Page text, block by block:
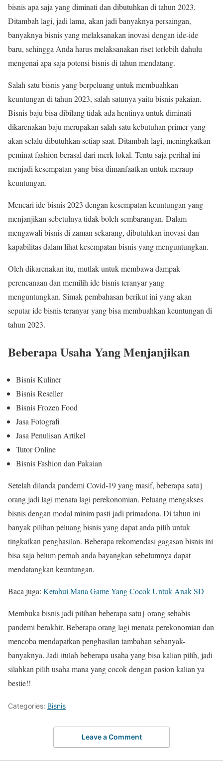
bisnis apa saja yang diminati dan dibutuhkan di tahun 2023.
Ditambah lagi, jadi lama, akan jadi banyaknya persaingan,
banyaknya bisnis yang melaksanakan inovasi dengan ide-ide
baru, sehingga Anda harus melaksanakan riset terlebih dahulu
mengenai apa saja potensi bisnis di tahun mendatang.
Salah satu bisnis yang berpeluang untuk membuahkan
keuntungan di tahun 2023, salah satunya yaitu bisnis pakaian.
Bisnis baju bisa dibilang tidak ada hentinya untuk diminati
dikarenakan baju merupakan salah satu kebutuhan primer yang
akan selalu dibutuhkan setiap saat. Ditambah lagi, meningkatkan
peminat fashion berasal dari merk lokal. Tentu saja perihal ini
menjadi kesempatan yang bisa dimanfaatkan untuk meraup
keuntungan.
Mencari ide bisnis 2023 dengan kesempatan keuntungan yang
menjanjikan sebetulnya tidak boleh sembarangan. Dalam
mengawali bisnis di zaman sekarang, dibutuhkan inovasi dan
kapabilitas dalam lihat kesempatan bisnis yang menguntungkan.
Oleh dikarenakan itu, mutlak untuk membawa dampak
perencanaan dan memilih ide bisnis teranyar yang
menguntungkan. Simak pembahasan berikut ini yang akan
seputar ide bisnis teranyar yang bisa membuahkan keuntungan di
tahun 2023.
Beberapa Usaha Yang Menjanjikan
Bisnis Kuliner
Bisnis Reseller
Bisnis Frozen Food
Jasa Fotografi
Jasa Penulisan Artikel
Tutor Online
Bisnis Fashion dan Pakaian
Setelah dilanda pandemi Covid-19 yang masif, beberapa satu}
orang jadi lagi menata lagi perekonomian. Peluang mengakses
bisnis dengan modal minim pasti jadi primadona. Di tahun ini
banyak pilihan peluang bisnis yang dapat anda pilih untuk
tingkatkan penghasilan. Beberapa rekomendasi gagasan bisnis ini
bisa saja belum pernah anda bayangkan sebelumnya dapat
mendatangkan keuntungan.
Baca juga: Ketahui Mana Game Yang Cocok Untuk Anak SD
Membuka bisnis jadi pilihan beberapa satu} orang sehabis
pandemi berakhir. Beberapa orang lagi menata perekonomian dan
mencoba mendapatkan penghasilan tambahan sebanyak-
banyaknya. Jadi itulah beberapa usaha yang bisa kalian pilih, jadi
silahkan pilih usaha mana yang cocok dengan pasion kalian ya
bestie!!
Categories: Bisnis
Leave a Comment